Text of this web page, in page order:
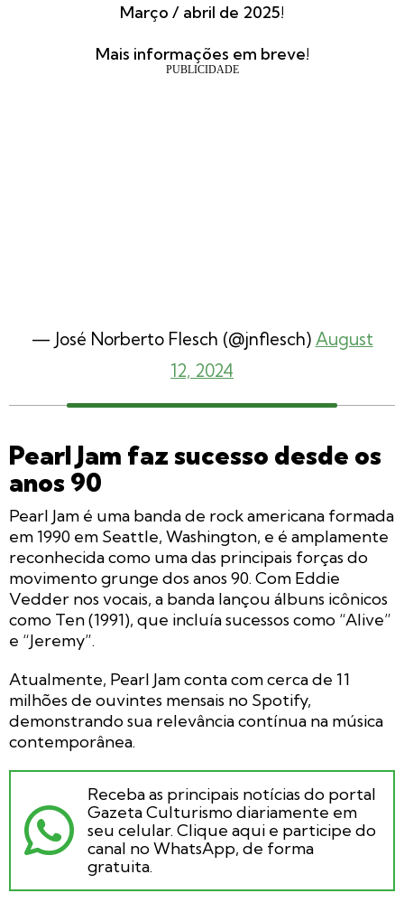
Março / abril de 2025!
Mais informações em breve!
— José Norberto Flesch (@jnflesch) August
12, 2024
Pearl Jam faz sucesso desde os
anos 90
Pearl Jam é uma banda de rock americana formada
em 1990 em Seattle, Washington, e é amplamente
reconhecida como uma das principais forças do
movimento grunge dos anos 90. Com Eddie
Vedder nos vocais, a banda lançou álbuns icônicos
como Ten(1991), que incluía sucessos como “Alive”
e “Jeremy”.
Atualmente, Pearl Jam conta com cerca de 11
milhões de ouvintes mensais no Spotify,
demonstrando sua relevância contínua na música
contemporânea.
Receba as principais notícias do portal
Gazeta Culturismo diariamente em
seu celular. Clique aqui e participe do
canal no WhatsApp, de forma
gratuita.